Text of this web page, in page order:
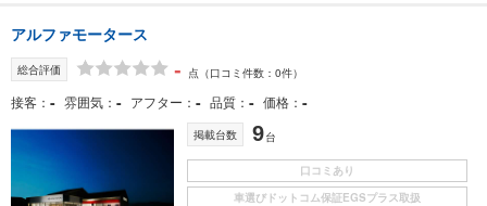
アルファモータース
総合評価 - 点 （口コミ件数：0件）
接客 - 雰囲気 - アフター - 品質 - 価格 -
掲載台数 9台
口コミあり
車選びドットコム保証EGSプラス取扱